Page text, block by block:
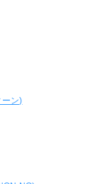
ーン)